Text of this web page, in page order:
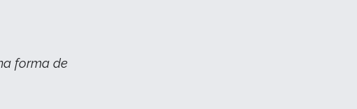
forma de